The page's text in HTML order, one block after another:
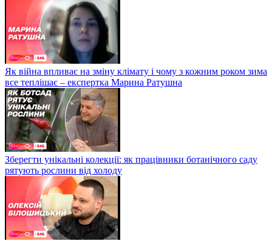
Як війна впливає на зміну клімату і чому з кожним роком зима
все теплішає – експертка Марина Ратушна
Зберегти унікальні колекції: як працівники ботанічного саду
рятують рослини від холоду